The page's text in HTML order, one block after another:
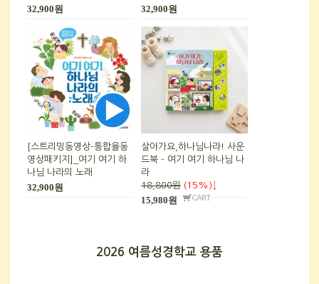
32,900원 32,900원
[스트리밍동영상-통합율동
영상패키지]_여기 여기 하
나님 나라의 노래
32,900원
살아가요,하나님나라! 사운
드북 - 여기 여기 하나님 나
라
18,800원 (15%)↓
15,980원
2026 여름성경학교 용품